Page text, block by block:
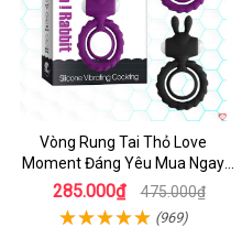
Vòng Rung Tai Thỏ Love
Moment Đáng Yêu Mua Ngay
Giá Tốt
285.000₫ 475.000₫
(969)